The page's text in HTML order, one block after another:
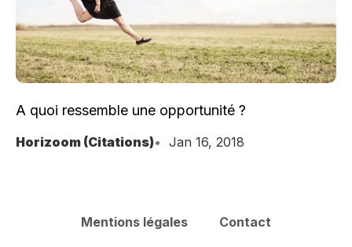
A quoi ressemble une opportunité ?
Horizoom (Citations) Jan 16, 2018
Mentions légales Contact